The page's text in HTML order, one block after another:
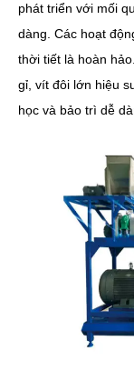
phát triển với mối
dàng. Các hoạt
thời tiết là hoàn
gỉ, vít đôi lớn hiệu
học và bảo trì dễ